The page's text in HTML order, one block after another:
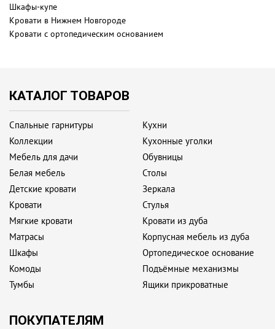
Шкафы-купе
Кровати в Нижнем Новгороде
Кровати с ортопедическим основанием
ПОКУПАТЕЛЯМ
КАТАЛОГ ТОВАРОВ
Спальные гарнитуры
Коллекции
Мебель для дачи
Белая мебель
Детские кровати
Кровати
Мягкие кровати
Матрасы
Шкафы
Комоды
Тумбы
Кухни
Кухонные уголки
Обувницы
Столы
Зеркала
Стулья
Кровати из дуба
Корпусная мебель из дуба
Ортопедическое основание
Подъёмные механизмы
Ящики прикроватные